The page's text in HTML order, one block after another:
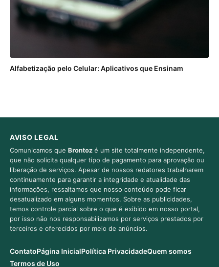
Alfabetização pelo Celular: Aplicativos que Ensinam
AVISO LEGAL
Comunicamos que Brontoz é um site totalmente independente,
que não solicita qualquer tipo de pagamento para aprovação ou
liberação de serviços. Apesar de nossos redatores trabalharem
continuamente para garantir a integridade e atualidade das
informações, ressaltamos que nosso conteúdo pode ficar
desatualizado em alguns momentos. Sobre as publicidades,
temos controle parcial sobre o que é exibido em nosso portal,
por isso não nos responsabilizamos por serviços prestados por
terceiros e oferecidos por meio de anúncios.
ContatoPágina InicialPolítica PrivacidadeQuem somos
Termos de Uso